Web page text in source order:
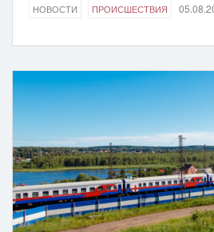
НОВОСТИ ПРОИСШЕСТВИЯ